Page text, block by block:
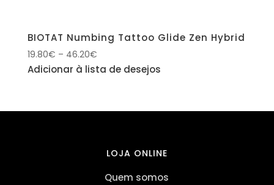
BIOTAT Numbing Tattoo Glide Zen Hybrid
19.80€ – 46.20€
Adicionar à lista de desejos
LOJA ONLINE
Quem somos